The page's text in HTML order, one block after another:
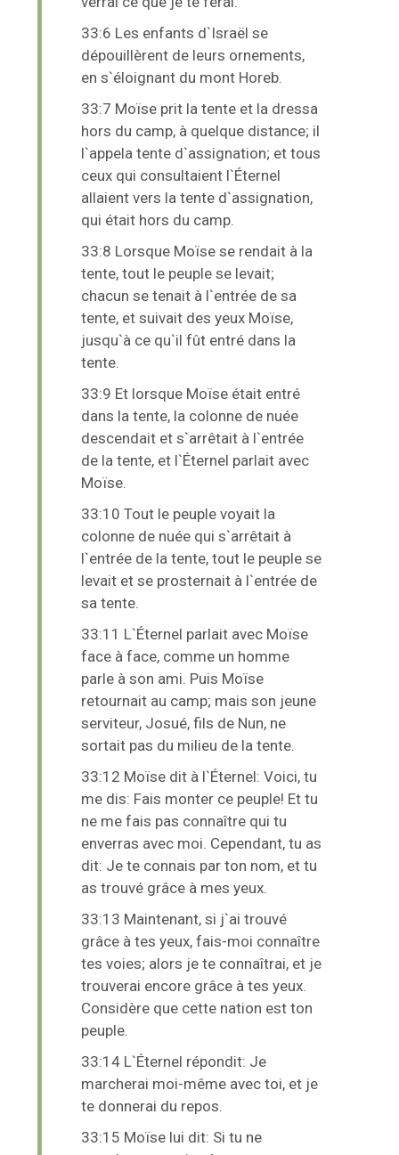
33:6 Les enfants d`Israël se
dépouillèrent de leurs ornements,
en s`éloignant du mont Horeb.
33:7 Moïse prit la tente et la dressa
hors du camp, à quelque distance; il
l`appela tente d`assignation; et tous
ceux qui consultaient l`Éternel
allaient vers la tente d`assignation,
qui était hors du camp.
33:8 Lorsque Moïse se rendait à la
tente, tout le peuple se levait;
chacun se tenait à l`entrée de sa
tente, et suivait des yeux Moïse,
jusqu`à ce qu`il fût entré dans la
tente.
33:9 Et lorsque Moïse était entré
dans la tente, la colonne de nuée
descendait et s`arrêtait à l`entrée
de la tente, et l`Éternel parlait avec
Moïse.
33:10 Tout le peuple voyait la
colonne de nuée qui s`arrêtait à
l`entrée de la tente, tout le peuple se
levait et se prosternait à l`entrée de
sa tente.
33:11 L`Éternel parlait avec Moïse
face à face, comme un homme
parle à son ami. Puis Moïse
retournait au camp; mais son jeune
serviteur, Josué, fils de Nun, ne
sortait pas du milieu de la tente.
33:12 Moïse dit à l`Éternel: Voici, tu
me dis: Fais monter ce peuple! Et tu
ne me fais pas connaître qui tu
enverras avec moi. Cependant, tu as
dit: Je te connais par ton nom, et tu
as trouvé grâce à mes yeux.
33:13 Maintenant, si j`ai trouvé
grâce à tes yeux, fais-moi connaître
tes voies; alors je te connaîtrai, et je
trouverai encore grâce à tes yeux.
Considère que cette nation est ton
peuple.
33:14 L`Éternel répondit: Je
marcherai moi-même avec toi, et je
te donnerai du repos.
33:15 Moïse lui dit: Si tu ne